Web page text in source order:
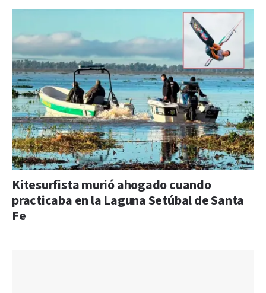
Kitesurfista murió ahogado cuando
practicaba en la Laguna Setúbal de Santa
Fe